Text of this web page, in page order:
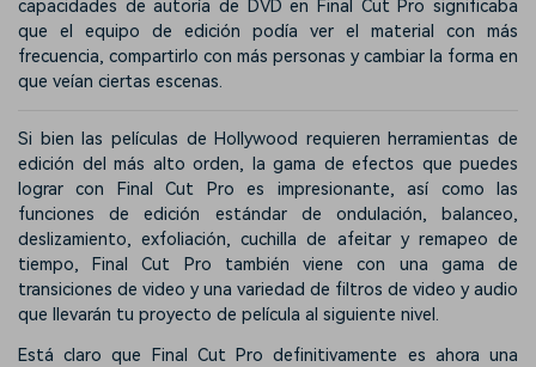
capacidades de autoría de DVD en Final Cut Pro significaba
que el equipo de edición podía ver el material con más
frecuencia, compartirlo con más personas y cambiar la forma en
que veían ciertas escenas.
Si bien las películas de Hollywood requieren herramientas de
edición del más alto orden, la gama de efectos que puedes
lograr con Final Cut Pro es impresionante, así como las
funciones de edición estándar de ondulación, balanceo,
deslizamiento, exfoliación, cuchilla de afeitar y remapeo de
tiempo, Final Cut Pro también viene con una gama de
transiciones de video y una variedad de filtros de video y audio
que llevarán tu proyecto de película al siguiente nivel.
Está claro que Final Cut Pro definitivamente es ahora una